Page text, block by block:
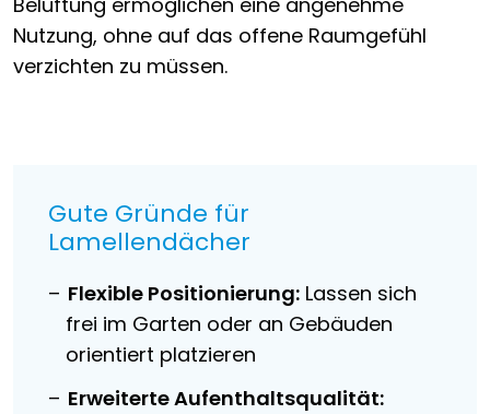
Nutzung, ohne auf das offene Raumgefühl
verzichten zu müssen.
Gute Gründe für
Lamellendächer
Flexible Positionierung: Lassen sich
frei im Garten oder an Gebäuden
orientiert platzieren
Erweiterte Aufenthaltsqualität: